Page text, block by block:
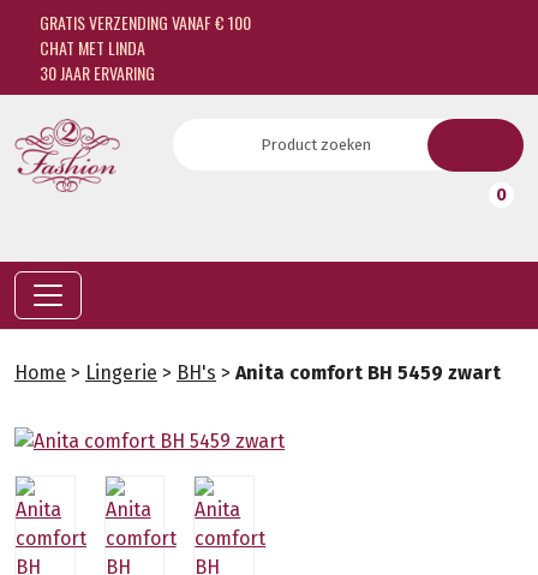
GRATIS VERZENDING VANAF € 100
CHAT MET LINDA
30 JAAR ERVARING
0
Home > Lingerie > BH's > Anita comfort BH 5459 zwart